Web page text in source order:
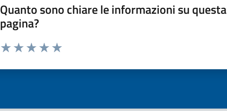
Quanto sono chiare le informazioni su questa
pagina?
Valuta da 1 a 5 stelle la pagina